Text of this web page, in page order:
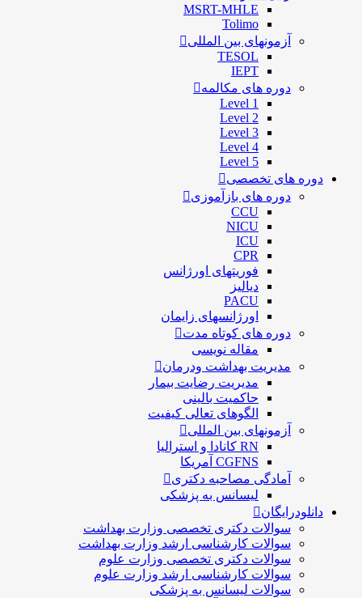
MSRT-MHLE
Tolimo
آزمونهای بین المللی
TESOL
IEPT
دوره های مکالمه
Level 1
Level 2
Level 3
Level 4
Level 5
دوره های تخصصی
دوره های بازآموزی
CCU
NICU
ICU
CPR
فوریتهای اورژانس
دیالیز
PACU
اورژانسهای زایمان
دوره های کوتاه مدت
مقاله نویسی
مدیریت بهداشت ودرمان
مديريت رضايت بيمار
حاكميت بالينی
الگوهای تعالی کيفيت
آزمونهای بین المللی
RN کانادا و استرالیا
CGFNS آمریکا
آمادگی مصاحبه دکتری
لیسانس به پزشکی
دانلودرایگان
سوالات دکتری تخصصی وزارت بهداشت
سوالات کارشناسی ارشد وزارت بهداشت
سوالات دکتری تخصصی وزارت علوم
سوالات کارشناسی ارشد وزارت علوم
سوالات لیسانس به پزشکی